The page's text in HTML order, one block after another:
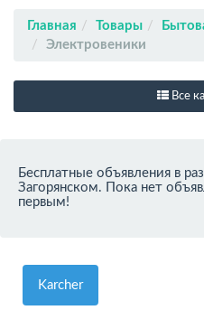
Главная Товары
Электровеники
Все
Бесплатные объявления в
Загорянском. Пока нет
первым!
Karcher